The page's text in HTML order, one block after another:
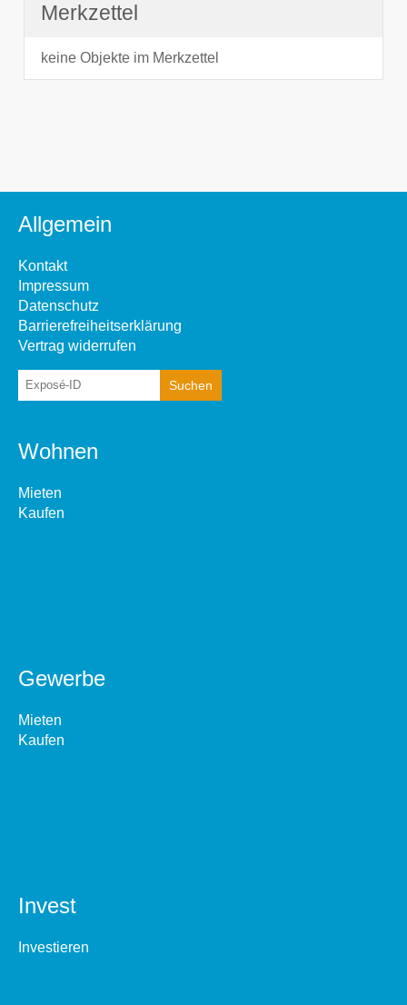
Merkzettel
keine Objekte im Merkzettel
Allgemein
Kontakt
Impressum
Datenschutz
Barrierefreiheitserklärung
Vertrag widerrufen
Wohnen
Mieten
Kaufen
Gewerbe
Mieten
Kaufen
Invest
Investieren